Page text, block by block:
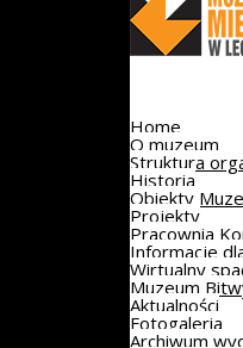
Home
O muzeum
Struktura
Historia
Obiekty
Projekty
Pracownia
Informacje
Wirtualny
Muzeum
Aktualności
Fotogaleria
Archiwum